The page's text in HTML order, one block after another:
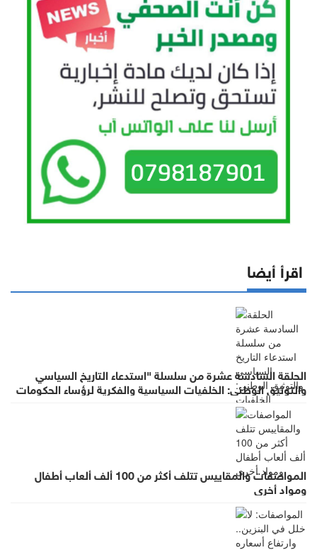
اقرأ أيضا
الحلقة السادسة عشرة من سلسلة "استدعاء التاريخ السياسي
والتوثيق الوطني: الخلفيات السياسية والفكرية لرؤساء الحكومات
في عهد الملك الحسين بن طلال (١٩٥٣- ١٩٩٩)"
المواصفات والمقاييس تتلف أكثر من 100 ألف ألعاب أطفال
ومواد أخرى